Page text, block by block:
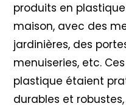
produits en
maison, avec des
jardinières, des
menuiseries, etc.
plastique étaient
durables et